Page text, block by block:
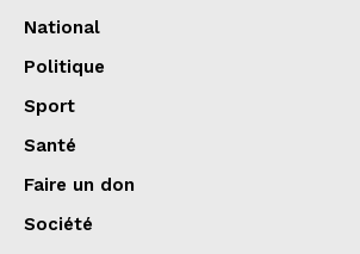
National
Politique
Sport
Santé
Faire un don
Société